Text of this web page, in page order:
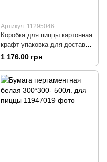
Артикул: 11295046
Коробка для пиццы картонная
крафт упаковка для доставки
350*350*35 Бурый 100шт/уп.
1 176.00 грн